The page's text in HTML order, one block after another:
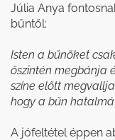
Júlia Anya
bűntől:
Isten a bűnöket
őszintén megbánja
színe előtt
hogy a bűn
A jófeltétel éppen